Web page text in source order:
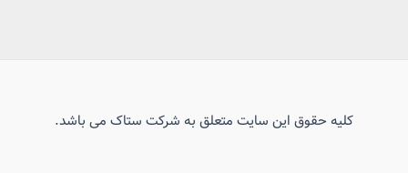
کلیه حقوق این سایت متعلق به شرکت ستاک می باشد.